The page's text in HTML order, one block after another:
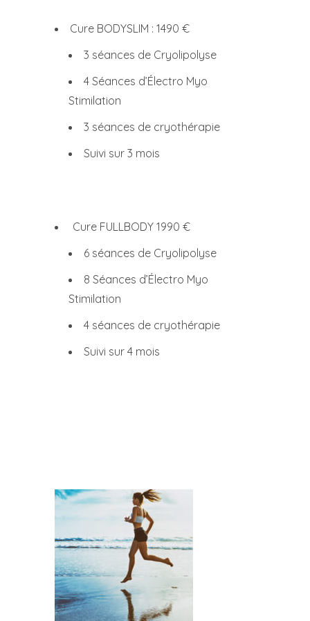
Cure BODYSLIM : 1490 €
3 séances de Cryolipolyse
4 Séances d’Électro Myo
Stimilation
3 séances de cryothérapie
Suivi sur 3 mois
Cure FULLBODY 1990 €
6 séances de Cryolipolyse
8 Séances d’Électro Myo
Stimilation
4 séances de cryothérapie
Suivi sur 4 mois